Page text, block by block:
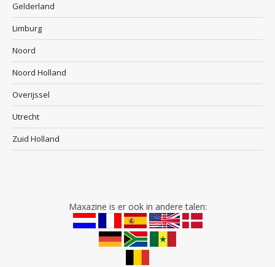
Gelderland
Limburg
Noord
Noord Holland
Overijssel
Utrecht
Zuid Holland
Maxazine is er ook in andere talen: